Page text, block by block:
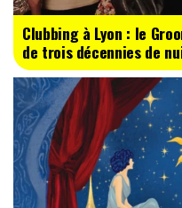
Clubbing à Lyon : le
de trois décennies de